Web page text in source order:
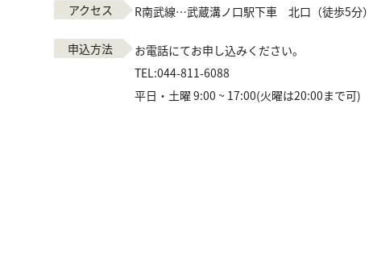
アクセス R南武線…武蔵溝ノ口駅下車 北口（徒歩5分
申込方法
お電話にてお申し込みください。
TEL:044-811-6088
平日・土曜 9:00 ~ 17:00(火曜は20:00まで可)